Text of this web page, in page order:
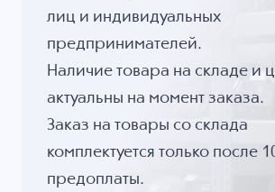
лиц и индивидуальных
предпринимателей.
Наличие товара на складе и
актуальны на момент заказа.
Заказ на товары со склада
комплектуется только после
предоплаты.